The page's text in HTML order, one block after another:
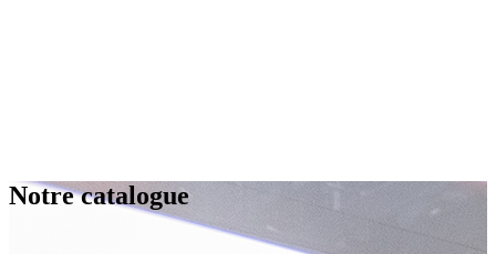
Notre catalogue